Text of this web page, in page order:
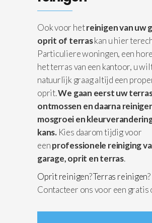
Ook voor hetreinigen van uw
oprit of terraskan u hier
Particuliere woningen, een
het terras van een kantoor, u
natuurlijk graag altijd een
oprit.We gaan eerst uw
ontmossen en daarna
mosgroei en
kans.Kies daarom tijdig voor
eenprofessionele reiniging
garage, oprit en terras.
Oprit reinigen?Terras reinigen?
Contacteer ons voor een gratis